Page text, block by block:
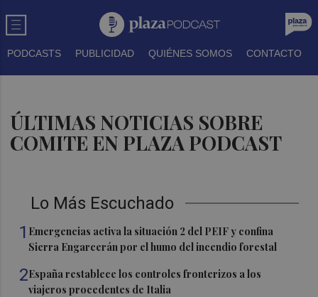
PODCASTS PUBLICIDAD QUIÉNES SOMOS CONTACTO
ÚLTIMAS NOTICIAS SOBRE
COMITE EN PLAZA PODCAST
Lo Más Escuchado
1 Emergencias activa la situación 2 del PEIF y confina
Sierra Engarcerán por el humo del incendio forestal
2España restablece los controles fronterizos a los
viajeros procedentes de Italia